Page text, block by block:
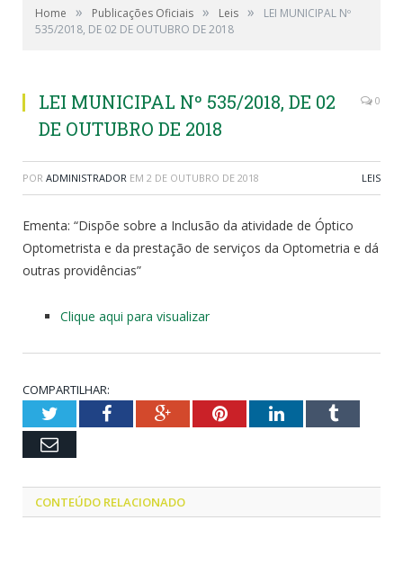
Home » Publicações Oficiais » Leis »
LEI MUNICIPAL Nº
535/2018, DE 02 DE OUTUBRO DE 2018
LEI MUNICIPAL Nº 535/2018, DE 02
DE OUTUBRO DE 2018
0
POR ADMINISTRADOR EM 2 DE OUTUBRO DE 2018 LEIS
Ementa: “Dispõe sobre a Inclusão da atividade de Óptico
Optometrista e da prestação de serviços da Optometria e dá
outras providências”
Clique aqui para visualizar
COMPARTILHAR:
TwitterFacebookGoogle+PinterestLinkedInTumblr
Email
CONTEÚDO RELACIONADO